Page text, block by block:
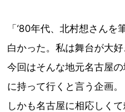
「‘80年代、北村想さん
白かった。私は舞台が大好
今回はそんな地元名古屋
に持って行くと言う企画。
しかも名古屋に相応しく